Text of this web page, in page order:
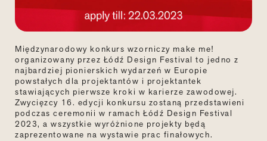
Międzynarodowy konkurs wzorniczy make me!
organizowany przez Łódź Design Festival to jedno z
najbardziej pionierskich wydarzeń w Europie
powstałych dla projektantów i projektantek
stawiających pierwsze kroki w karierze zawodowej.
Zwycięzcy 16. edycji konkursu zostaną przedstawieni
podczas ceremonii w ramach Łódź Design Festival
2023, a wszystkie wyróżnione projekty będą
zaprezentowane na wystawie prac finałowych.